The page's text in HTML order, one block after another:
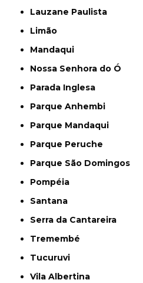
Lauzane Paulista
Limão
Mandaqui
Nossa Senhora do Ó
Parada Inglesa
Parque Anhembi
Parque Mandaqui
Parque Peruche
Parque São Domingos
Pompéia
Santana
Serra da Cantareira
Tremembé
Tucuruvi
Vila Albertina